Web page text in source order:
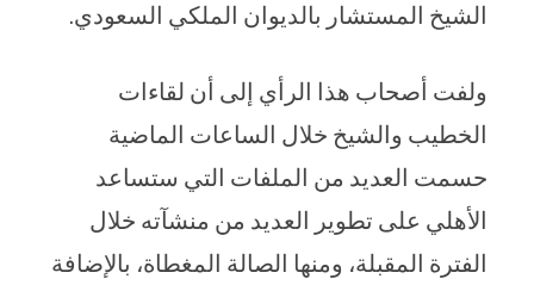
الشيخ المستشار بالديوان الملكي السعودي.
ولفت أصحاب هذا الرأي إلى أن لقاءات
الخطيب والشيخ خلال الساعات الماضية
حسمت العديد من الملفات التي ستساعد
الأهلي على تطوير العديد من منشآته خلال
الفترة المقبلة، ومنها الصالة المغطاة، بالإضافة